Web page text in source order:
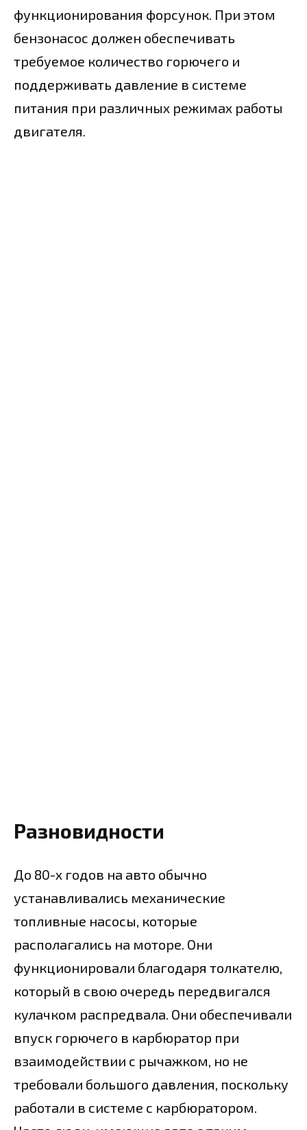
функционирования форсунок. При этом
бензонасос должен обеспечивать
требуемое количество горючего и
поддерживать давление в системе
питания при различных режимах работы
двигателя.
Разновидности
До 80-х годов на авто обычно
устанавливались механические
топливные насосы, которые
располагались на моторе. Они
функционировали благодаря толкателю,
который в свою очередь передвигался
кулачком распредвала. Они обеспечивали
впуск горючего в карбюратор при
взаимодействии с рычажком, но не
требовали большого давления, поскольку
работали в системе с карбюратором.